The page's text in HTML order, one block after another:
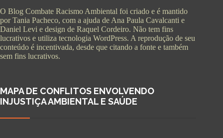
O Blog Combate Racismo Ambiental foi criado e é mantido
por Tania Pacheco, com a ajuda de Ana Paula Cavalcanti e
Daniel Levi e design de Raquel Cordeiro. Não tem fins
lucrativos e utiliza tecnologia WordPress. A reprodução de seu
conteúdo é incentivada, desde que citando a fonte e também
sem fins lucrativos.
MAPA DE CONFLITOS ENVOLVENDO
INJUSTIÇA AMBIENTAL E SAÚDE